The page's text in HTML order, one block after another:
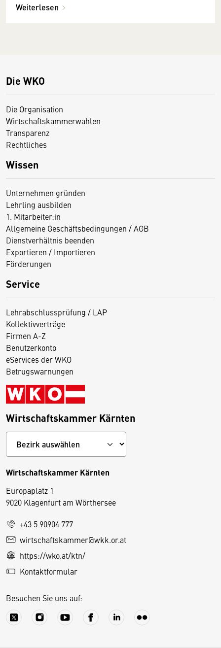
Weiterlesen
Die WKO
Die Organisation
Wirtschaftskammerwahlen
Transparenz
Rechtliches
Wissen
Unternehmen gründen
Lehrling ausbilden
1. Mitarbeiter:in
Allgemeine Geschäftsbedingungen / AGB
Dienstverhältnis beenden
Exportieren / Importieren
Förderungen
Service
Lehrabschlussprüfung / LAP
Kollektivverträge
Firmen A-Z
Benutzerkonto
eServices der WKO
Betrugswarnungen
Wirtschaftskammer Kärnten
Wirtschaftskammer Kärnten
Europaplatz 1
9020 Klagenfurt am Wörthersee
+43 5 90904 777
wirtschaftskammer@wkk.or.at
https://wko.at/ktn/
Kontaktformular
Besuchen Sie uns auf:
D
e
s
S
e